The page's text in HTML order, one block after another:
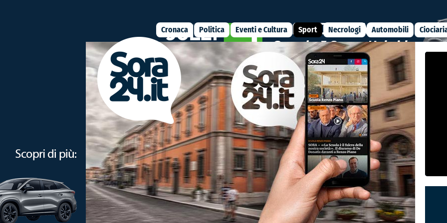
Cronaca Politica Eventi e Cultura Sport Necrologi Automobili